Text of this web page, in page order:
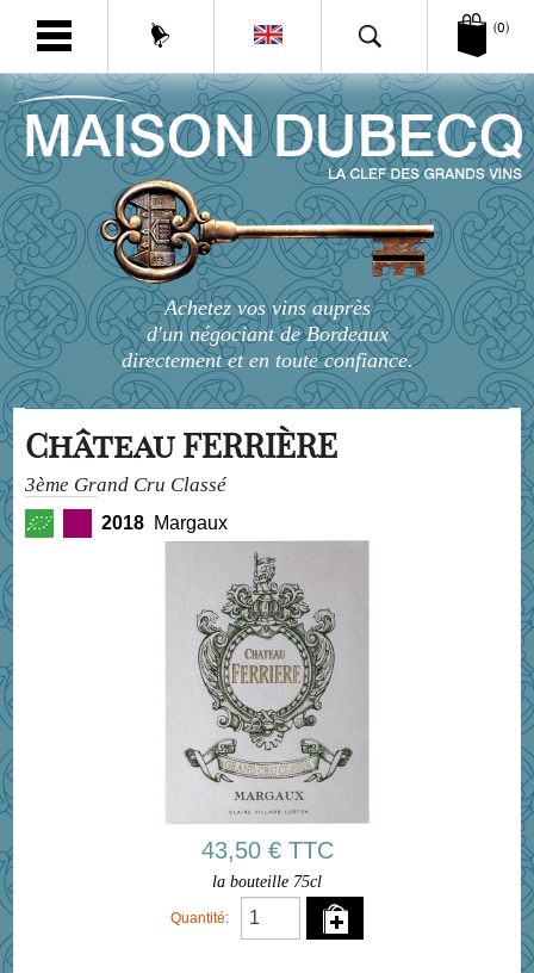
(0)
Achetez vos vins auprès
d'un négociant de Bordeaux
directement et en toute confiance.
Château FERRIÈRE
3ème Grand Cru Classé
2018 Margaux
43,50 € TTC
la bouteille 75cl
Quantité: